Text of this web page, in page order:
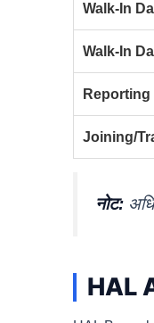
Walk-In
Walk-In
Reporting
Joining/
नोट:
HAL